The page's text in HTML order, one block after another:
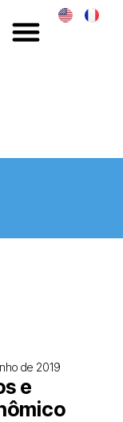
de 2019
e